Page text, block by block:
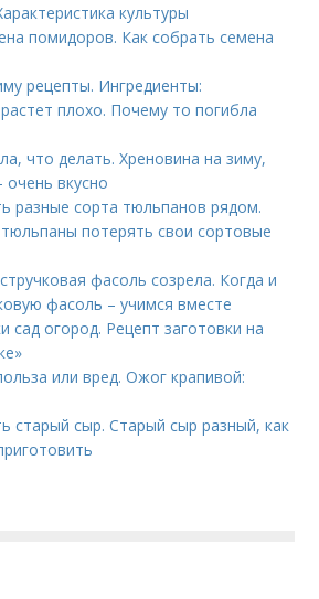
культуры
помидоров. Как собрать семена
рецепты. Ингредиенты:
плохо. Почему то погибла
что делать. Хреновина на зиму,
вкусно
разные сорта тюльпанов рядом.
потерять свои сортовые
фасоль созрела. Когда и
фасоль – учимся вместе
сад огород. Рецепт заготовки на
или вред. Ожог крапивой:
старый сыр. Старый сыр разный, как